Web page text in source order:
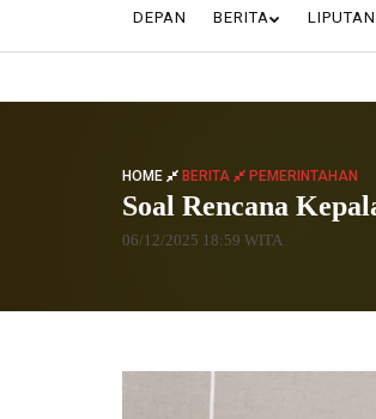
DEPAN BERITA
HOME BERITA PEMERINTAHAN
Soal Rencana
06/12/2025 18:59 WITA